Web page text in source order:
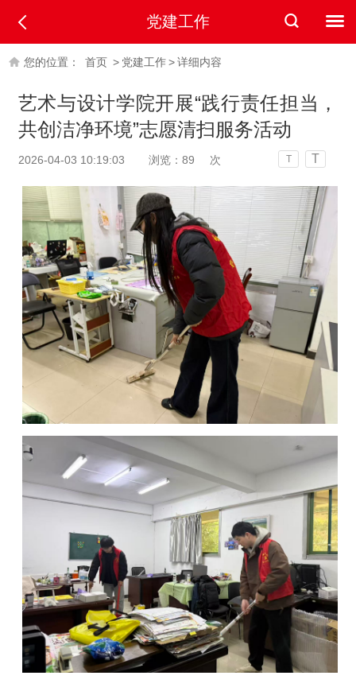
党建工作
您的位置： 首页 > 党建工作>详细内容
艺术与设计学院开展“践行责任担当，
共创洁净环境”志愿清扫服务活动
2026-04-03 10:19:03 浏览： 89 次 T T